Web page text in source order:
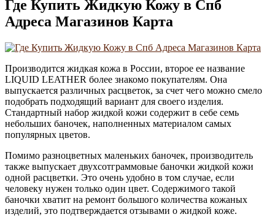
Где Купить Жидкую Кожу в Спб
Адреса Магазинов Карта
Производится жидкая кожа в России, второе ее название
LIQUID LEATHER более знакомо покупателям. Она
выпускается различных расцветок, за счет чего можно смело
подобрать подходящий вариант для своего изделия.
Стандартный набор жидкой кожи содержит в себе семь
небольших баночек, наполненных материалом самых
популярных цветов.
Помимо разноцветных маленьких баночек, производитель
также выпускает двухсотграммовые баночки жидкой кожи
одной расцветки. Это очень удобно в том случае, если
человеку нужен только один цвет. Содержимого такой
баночки хватит на ремонт большого количества кожаных
изделий, это подтверждается отзывами о жидкой коже.